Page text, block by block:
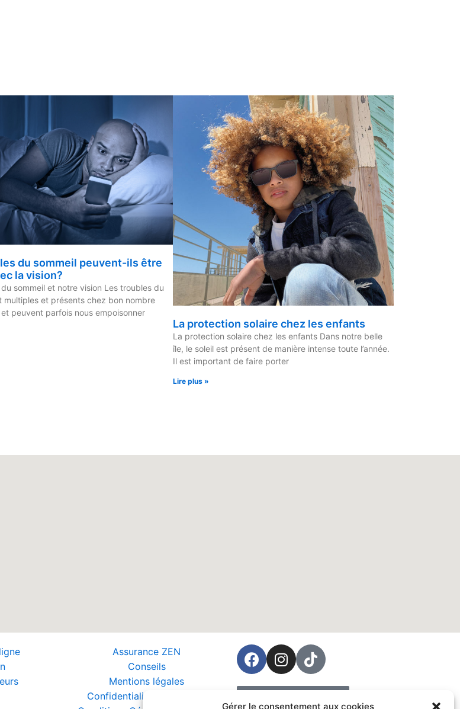
Gérer le consentement aux cookies
du sommeil peuvent-ils être
la vision?
sommeil et notre vision Les troubles du
multiples et présents chez bon nombre
et peuvent parfois nous empoisonner
La protection solaire chez les enfants
La protection solaire chez les enfants Dans notre belle
île, le soleil est présent de manière intense toute l’année.
Il est important de faire porter
Lire plus »
Assurance ZEN
Conseils
Mentions légales
Confidentialité et Données